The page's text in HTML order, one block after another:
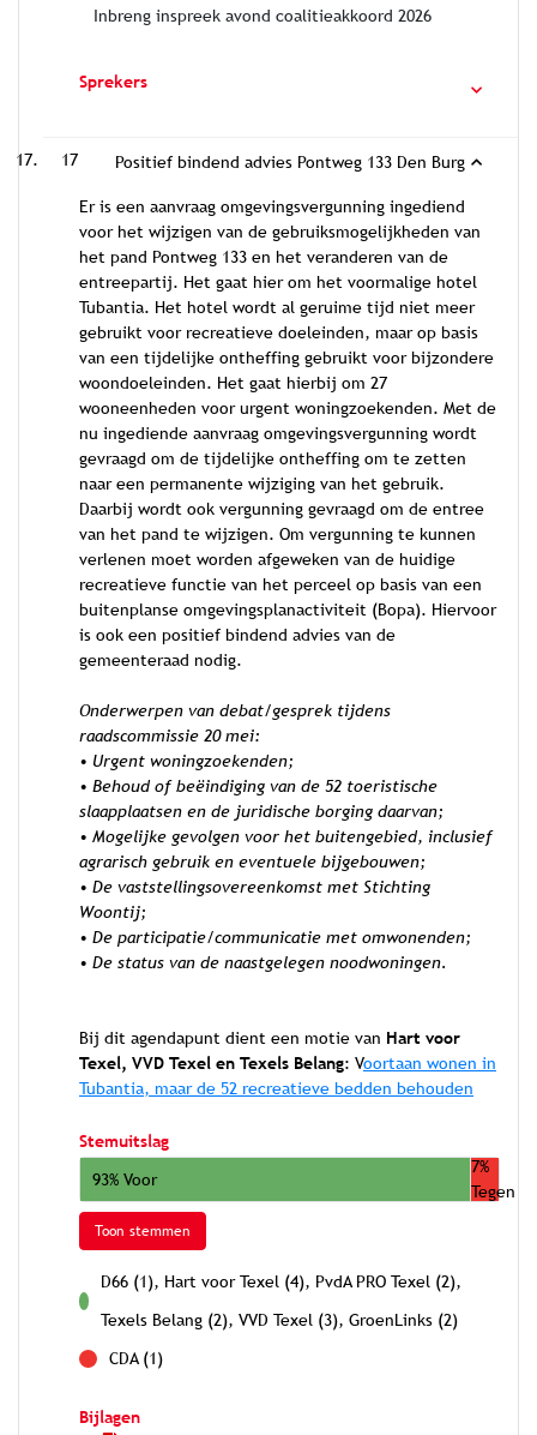
Inbreng inspreek avond coalitieakkoord 2026
Sprekers
17 Positief bindend advies Pontweg 133 Den Burg
Er is een aanvraag omgevingsvergunning ingediend
voor het wijzigen van de gebruiksmogelijkheden van
het pand Pontweg 133 en het veranderen van de
entreepartij. Het gaat hier om het voormalige hotel
Tubantia. Het hotel wordt al geruime tijd niet meer
gebruikt voor recreatieve doeleinden, maar op basis
van een tijdelijke ontheffing gebruikt voor bijzondere
woondoeleinden. Het gaat hierbij om 27
wooneenheden voor urgent woningzoekenden. Met de
nu ingediende aanvraag omgevingsvergunning wordt
gevraagd om de tijdelijke ontheffing om te zetten
naar een permanente wijziging van het gebruik.
Daarbij wordt ook vergunning gevraagd om de entree
van het pand te wijzigen. Om vergunning te kunnen
verlenen moet worden afgeweken van de huidige
recreatieve functie van het perceel op basis van een
buitenplanse omgevingsplanactiviteit (Bopa). Hiervoor
is ook een positief bindend advies van de
gemeenteraad nodig.
Onderwerpen van debat/gesprek tijdens
raadscommissie 20 mei:
• Urgent woningzoekenden;
• Behoud of beëindiging van de 52 toeristische
slaapplaatsen en de juridische borging daarvan;
• Mogelijke gevolgen voor het buitengebied, inclusief
agrarisch gebruik en eventuele bijgebouwen;
• De vaststellingsovereenkomst met Stichting
Woontij;
• De participatie/communicatie met omwonenden;
• De status van de naastgelegen noodwoningen.
Bij dit agendapunt dient een motie van Hart voor
Texel, VVD Texel en Texels Belang: Voortaan wonen in
Tubantia, maar de 52 recreatieve bedden behouden
Stemuitslag
93% Voor
7%
Tegen
Toon stemmen
voor
D66 (1), Hart voor Texel (4), PvdA PRO Texel (2),
Texels Belang (2), VVD Texel (3), GroenLinks (2)
CDA (1)
Bijlagen